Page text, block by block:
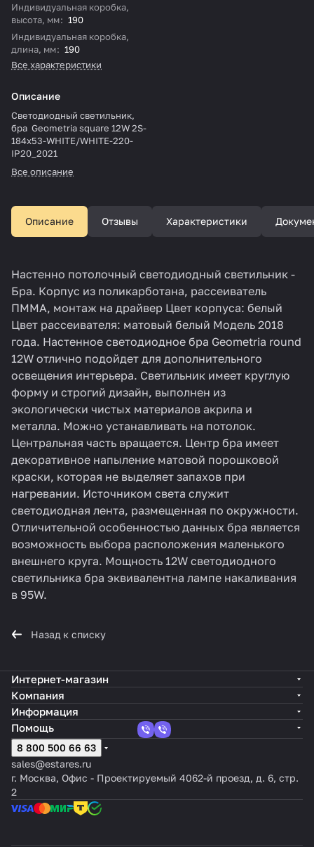
Индивидуальная коробка,
высота, мм: 190
Индивидуальная коробка,
длина, мм: 190
Все характеристики
Описание
Светодиодный светильник,
бра Geometria square 12W 2S-
184х53-WHITE/WHITE-220-
IP20_2021
Все описание
Описание Отзывы Характеристики
Настенно потолочный светодиодный светильник -
Бра. Корпус из поликарботана, рассеиватель
ПММА, монтаж на драйвер Цвет корпуса: белый
Цвет рассеивателя: матовый белый Модель 2018
года. Настенное светодиодное бра Geometria round
12W отлично подойдет для дополнительного
освещения интерьера. Светильник имеет круглую
форму и строгий дизайн, выполнен из
экологически чистых материалов акрила и
металла. Можно устанавливать на потолок.
Центральная часть вращается. Центр бра имеет
декоративное напыление матовой порошковой
краски, которая не выделяет запахов при
нагревании. Источником света служит
светодиодная лента, размещенная по окружности.
Отличительной особенностью данных бра является
возможность выбора расположения маленького
внешнего круга. Мощность 12W светодиодного
светильника бра эквивалентна лампе накаливания
в 95W.
Назад к списку
Интернет-магазин
Компания
Информация
Помощь
8 800 500 66 63
sales@estares.ru
г. Москва, Офис - Проектируемый 4062-й проезд, д. 6, стр.
2